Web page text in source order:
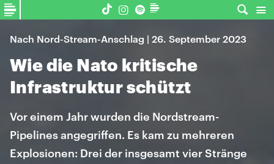
Nach Nord-Stream-Anschlag | 26. September 2023
Wie die Nato kritische
Infrastruktur schützt
Vor einem Jahr wurden die Nordstream-
Pipelines angegriffen. Es kam zu mehreren
Explosionen: Drei der insgesamt vier Stränge